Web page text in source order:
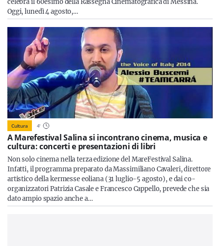
celebra il 60esimo della Rassegna Cinematografica di Messina.
Oggi, lunedì 4 agosto,…
Cultura 4'
A Marefestival Salina si incontrano cinema, musica e
cultura: concerti e presentazioni di libri
Non solo cinema nella terza edizione del MareFestival Salina.
Infatti, il programma preparato da Massimiliano Cavaleri, direttore
artistico della kermesse eoliana (31 luglio-5 agosto), e dai co-
organizzatori Patrizia Casale e Francesco Cappello, prevede che sia
dato ampio spazio anche a…